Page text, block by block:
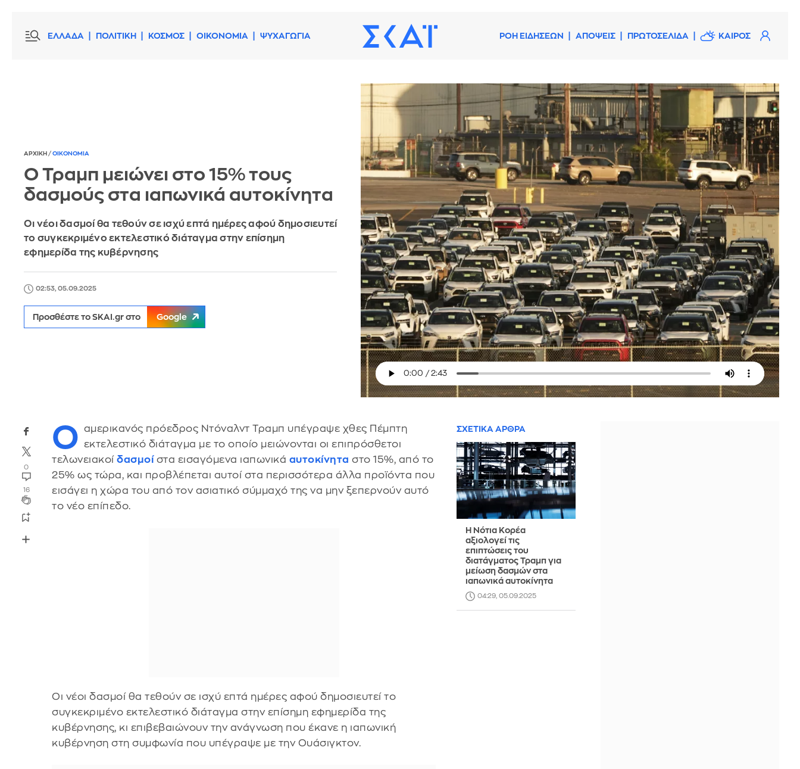
ΕΛΛΑΔΑ ΠΟΛΙΤΙΚΗ ΚΟΣΜΟΣ ΟΙΚΟΝΟΜΙΑ ΨΥΧΑΓΩΓΙΑ ΡΟΗ ΕΙΔΗΣΕΩΝ ΑΠΟΨΕΙΣ ΠΡΩΤΟΣΕΛΙΔΑ ΚΑΙΡΟΣ
ΑΡΧΙΚΗ / ΟΙΚΟΝΟΜΙΑ
Ο Τραμπ μειώνει στο 15% τους
δασμούς στα ιαπωνικά αυτοκίνητα
Οι νέοι δασμοί θα τεθούν σε ισχύ επτά ημέρες αφού δημοσιευτεί
το συγκεκριμένο εκτελεστικό διάταγμα στην επίσημη
εφημερίδα της κυβέρνησης
02:53, 05.09.2025
Προσθέστε το SKAI.gr στο Google
0
16
Ο αμερικανός πρόεδρος Ντόναλντ Τραμπ υπέγραψε χθες Πέμπτη
εκτελεστικό διάταγμα με το οποίο μειώνονται οι επιπρόσθετοι
τελωνειακοίδασμοίστα εισαγόμενα ιαπωνικά αυτοκίνητα στο 15%, από το
25% ως τώρα, και προβλέπεται αυτοί στα περισσότερα άλλα προϊόντα που
εισάγει η χώρα του από τον ασιατικό σύμμαχό της να μην ξεπερνούν αυτό
το νέο επίπεδο.
Οι νέοι δασμοί θα τεθούν σε ισχύ επτά ημέρες αφού δημοσιευτεί το
συγκεκριμένο εκτελεστικό διάταγμα στην επίσημη εφημερίδα της
κυβέρνησης, κι επιβεβαιώνουν την ανάγνωση που έκανε η ιαπωνική
κυβέρνηση στη συμφωνία που υπέγραψε με την Ουάσιγκτον.
ΣΧΕΤΙΚΑ ΑΡΘΡΑ
Η Νότια Κορέα
αξιολογεί τις
επιπτώσεις του
διατάγματος Τραμπ για
μείωση δασμών στα
ιαπωνικά αυτοκίνητα
04:29, 05.09.2025